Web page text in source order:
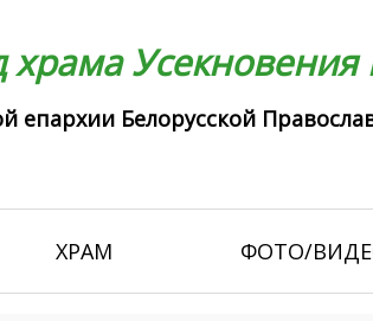
храма
епархии Белорусской
ХРАМ ФОТО/